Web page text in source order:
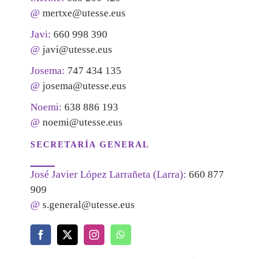
@ mertxe@utesse.eus
Javi: 660 998 390
@ javi@utesse.eus
Josema: 747 434 135
@ josema@utesse.eus
Noemi: 638 886 193
@ noemi@utesse.eus
SECRETARÍA GENERAL
José Javier López Larrañeta (Larra): 660 877
909
@ s.general@utesse.eus